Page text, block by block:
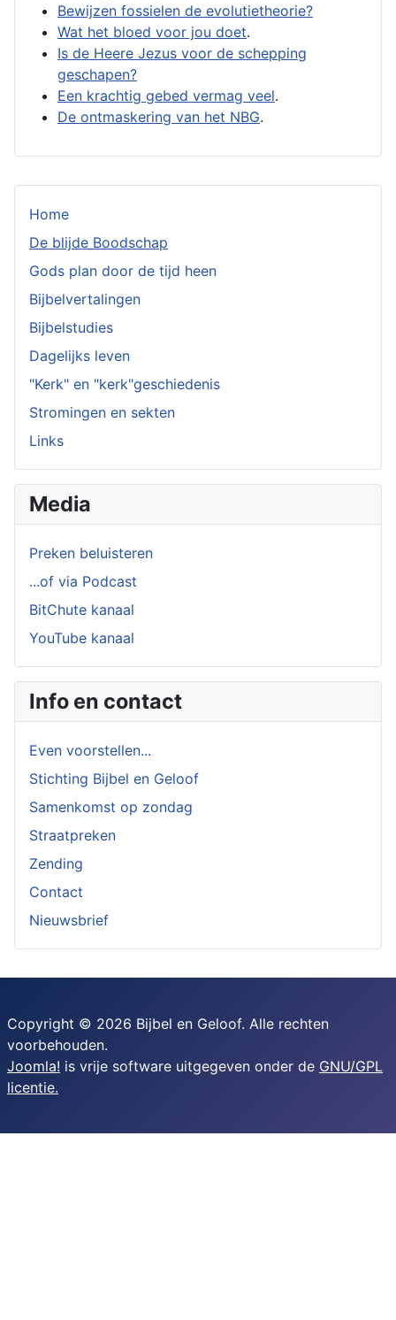
Home
De blijde Boodschap
Gods plan door de tijd heen
Bijbelvertalingen
Bijbelstudies
Dagelijks leven
"Kerk" en "kerk"geschiedenis
Stromingen en sekten
Links
Media
Preken beluisteren
...of via Podcast
BitChute kanaal
YouTube kanaal
Info en contact
Even voorstellen...
Stichting Bijbel en Geloof
Samenkomst op zondag
Straatpreken
Zending
Contact
Nieuwsbrief
Bewijzen fossielen de evolutietheorie?
Wat het bloed voor jou doet.
Is de Heere Jezus voor de schepping
geschapen?
Een krachtig gebed vermag veel.
De ontmaskering van het NBG.
Copyright © 2026 Bijbel en Geloof. Alle rechten
voorbehouden.
Joomla! is vrije software uitgegeven onder de GNU/GPL
licentie.